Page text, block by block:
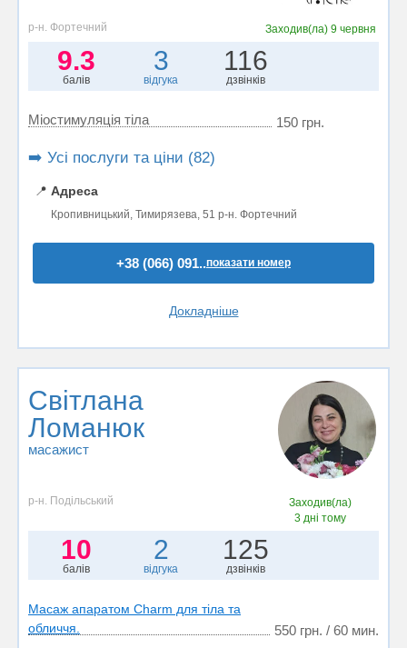
р-н. Фортечний Заходив(ла) 9 червня
9.3
балів
3
відгука
116
дзвінків
Міостимуляція тіла 150 грн.
➡️ Усі послуги та ціни (82)
📍 Адреса
Кропивницький, Тимирязева, 51 р-н. Фортечний
+38 (066) 091..показати номер
Докладніше
Світлана
Ломанюк
масажист
р-н. Подільський
Заходив(ла)
3 дні тому
10
балів
2
відгука
125
дзвінків
Масаж апаратом Charm для тіла та
обличчя.
550 грн. / 60 мин.